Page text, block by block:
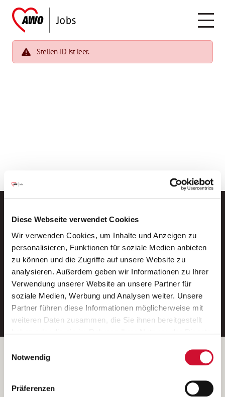
Diese Webseite verwendet Cookies
Wir verwenden Cookies, um Inhalte und Anzeigen zu
personalisieren, Funktionen für soziale Medien anbieten
zu können und die Zugriffe auf unsere Website zu
analysieren. Außerdem geben wir Informationen zu Ihrer
Verwendung unserer Website an unsere Partner für
soziale Medien, Werbung und Analysen weiter. Unsere
Partner führen diese Informationen möglicherweise mit
weiteren Daten zusammen, die Sie ihnen bereitgestellt
Wenn Sie auf „Cookies zulassen“ klicken, so stimmen
Sie der Speicherung sämtlicher Cookies zu. Sie können
Ihre Einwilligung selbstverständlich jederzeit widerrufen,
indem Sie die Cookie-Einstellungen aufrufen und diese
Notwendig
Präferenzen
Stellen-ID ist leer.
Neue Stellen per E-Mail.
Ein kostenloser Service von AWO
Jobs.
E-Mail-Adresse eintragen
Betreiber der Webseite
Kantstraße 45a